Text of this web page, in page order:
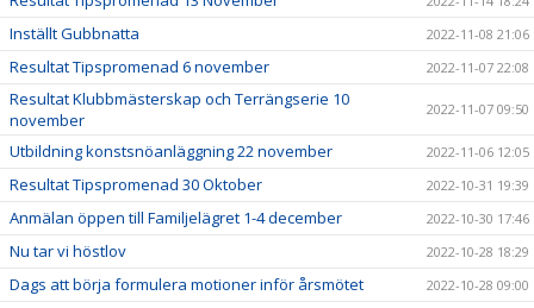
Inställt Gubbnatta 2022-11-08 21:06
Resultat Tipspromenad 6 november 2022-11-07 22:08
Resultat Klubbmästerskap och Terrängserie 10
november
2022-11-07 09:50
Utbildning konstsnöanläggning 22 november 2022-11-06 12:05
Resultat Tipspromenad 30 Oktober 2022-10-31 19:39
Anmälan öppen till Familjelägret 1-4 december 2022-10-30 17:46
Nu tar vi höstlov 2022-10-28 18:29
Dags att börja formulera motioner inför årsmötet 2022-10-28 09:00